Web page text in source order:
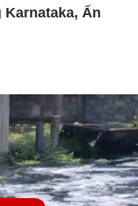
Karnataka, Ấn